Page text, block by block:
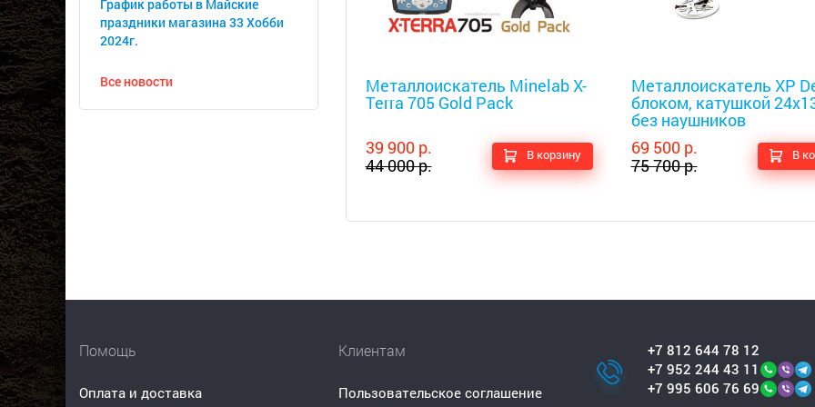
График работы в Майские
праздники магазина 33 Хобби
2024г.
Все новости Металлоискатель Minelab X-
Terra 705 Gold Pack
39 900 р.
44 000 р.
В корзину
Металлоискатель XP
блоком, катушкой
без наушников
69 500 р.
75 700 р.
В
Помощь
Оплата и доставка
Клиентам
Пользовательское соглашение
+7 812 644 78 12
+7 952 244 43 11
+7 995 606 76 69